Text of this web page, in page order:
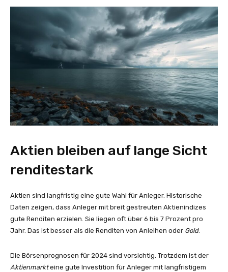
Aktien bleiben auf lange Sicht
renditestark
Aktien sind langfristig eine gute Wahl für Anleger. Historische
Daten zeigen, dass Anleger mit breit gestreuten Aktienindizes
gute Renditen erzielen. Sie liegen oft über 6 bis 7 Prozent pro
Jahr. Das ist besser als die Renditen von Anleihen oder Gold.
Die Börsenprognosen für 2024 sind vorsichtig. Trotzdem ist der
Aktienmarkteine gute Investition für Anleger mit langfristigem